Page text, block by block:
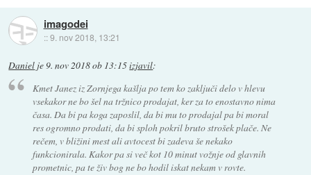
imagodei
::9. nov 2018, 13:21
Daniel je 9. nov 2018 ob 13:15izjavil:
Kmet Janez iz Zornjega kašlja po tem ko zaključi delo v hlevu
vsekakor ne bo šel na tržnico prodajat, ker za to enostavno nima
časa. Da bi pa koga zaposlil, da bi mu to prodajal pa bi moral
res ogromno prodati, da bi sploh pokril bruto strošek plače. Ne
rečem, v bližini mest ali avtocest bi zadeva še nekako
funkcionirala. Kakor pa si več kot 10 minut vožnje od glavnih
prometnic, pa te živ bog ne bo hodil iskat nekam v rovte.